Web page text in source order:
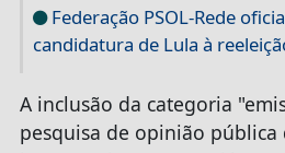
Federação PSOL-Rede
candidatura de Lula à
A inclusão da categoria
pesquisa de opinião pública